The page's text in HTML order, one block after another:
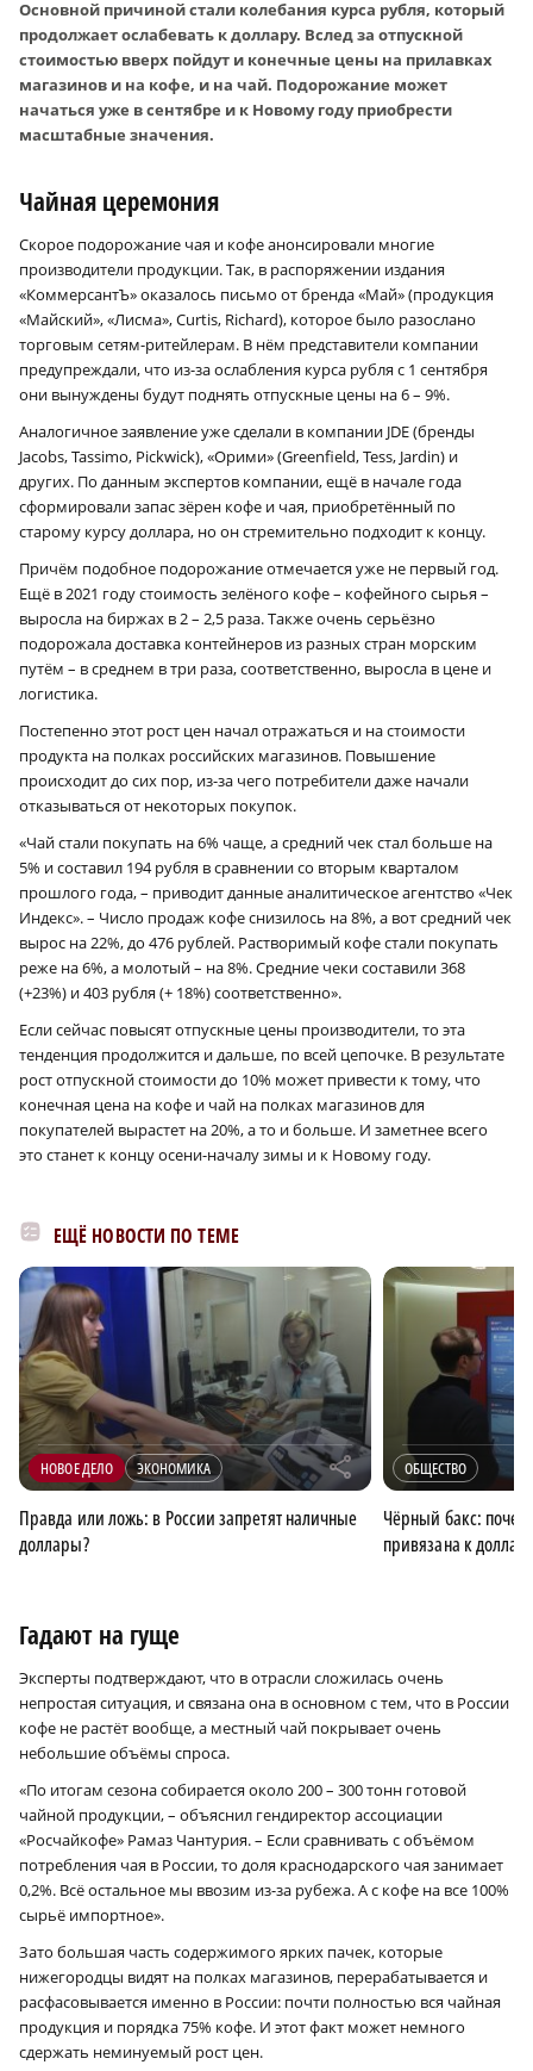
Основной причиной стали колебания курса рубля, который
продолжает ослабевать к доллару. Вслед за отпускной
стоимостью вверх пойдут и конечные цены на прилавках
магазинов и на кофе, и на чай. Подорожание может
начаться уже в сентябре и к Новому году приобрести
масштабные значения.
Чайная церемония
Скорое подорожание чая и кофе анонсировали многие
производители продукции. Так, в распоряжении издания
«КоммерсантЪ» оказалось письмо от бренда «Май» (продукция
«Майский», «Лисма», Curtis, Richard), которое было разослано
торговым сетям-ритейлерам. В нём представители компании
предупреждали, что из-за ослабления курса рубля с 1 сентября
они вынуждены будут поднять отпускные цены на 6 – 9%.
Аналогичное заявление уже сделали в компании JDE (бренды
Jacobs, Tassimo, Pickwick), «Орими» (Greenfield, Tess, Jardin) и
других. По данным экспертов компании, ещё в начале года
сформировали запас зёрен кофе и чая, приобретённый по
старому курсу доллара, но он стремительно подходит к концу.
Причём подобное подорожание отмечается уже не первый год.
Ещё в 2021 году стоимость зелёного кофе – кофейного сырья –
выросла на биржах в 2 – 2,5 раза. Также очень серьёзно
подорожала доставка контейнеров из разных стран морским
путём – в среднем в три раза, соответственно, выросла в цене и
логистика.
Постепенно этот рост цен начал отражаться и на стоимости
продукта на полках российских магазинов. Повышение
происходит до сих пор, из-за чего потребители даже начали
отказываться от некоторых покупок.
«Чай стали покупать на 6% чаще, а средний чек стал больше на
5% и составил 194 рубля в сравнении со вторым кварталом
прошлого года, – приводит данные аналитическое агентство «Чек
Индекс». – Число продаж кофе снизилось на 8%, а вот средний чек
вырос на 22%, до 476 рублей. Растворимый кофе стали покупать
реже на 6%, а молотый – на 8%. Средние чеки составили 368
(+23%) и 403 рубля (+ 18%) соответственно».
Если сейчас повысят отпускные цены производители, то эта
тенденция продолжится и дальше, по всей цепочке. В результате
рост отпускной стоимости до 10% может привести к тому, что
конечная цена на кофе и чай на полках магазинов для
покупателей вырастет на 20%, а то и больше. И заметнее всего
это станет к концу осени-началу зимы и к Новому году.
ЕЩЁ НОВОСТИ ПО ТЕМЕ
НОВОЕ ДЕЛО ЭКОНОМИКА r
Правда или ложь: в России запретят наличные
доллары?
ОБЩЕСТВО
Чёрный бакс:
привязана к
Гадают на гуще
Эксперты подтверждают, что в отрасли сложилась очень
непростая ситуация, и связана она в основном с тем, что в России
кофе не растёт вообще, а местный чай покрывает очень
небольшие объёмы спроса.
«По итогам сезона собирается около 200 – 300 тонн готовой
чайной продукции, – объяснил гендиректор ассоциации
«Росчайкофе» Рамаз Чантурия. – Если сравнивать с объёмом
потребления чая в России, то доля краснодарского чая занимает
0,2%. Всё остальное мы ввозим из-за рубежа. А с кофе на все 100%
сырьё импортное».
Зато большая часть содержимого ярких пачек, которые
нижегородцы видят на полках магазинов, перерабатывается и
расфасовывается именно в России: почти полностью вся чайная
продукция и порядка 75% кофе. И этот факт может немного
сдержать неминуемый рост цен.